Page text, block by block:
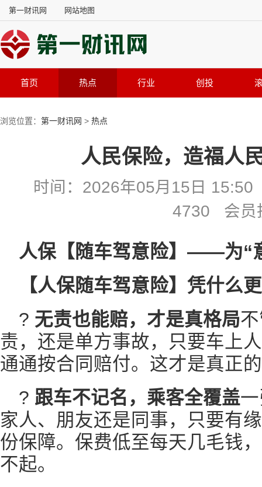
第一财讯网 网站地图
首页 热点 行业 创投
浏览位置： 第一财讯网 > 热点
人民保险，造福人
时间：2026年05月15日
4730 会员
人保【随车驾意险】——为“
【人保随车驾意险】凭什么
? 无责也能赔，才是真格局
责，还是单方事故，只要车上
通通按合同赔付。这才是真正
? 跟车不记名，乘客全覆盖
家人、朋友还是同事，只要有
份保障。保费低至每天几毛钱
不起。